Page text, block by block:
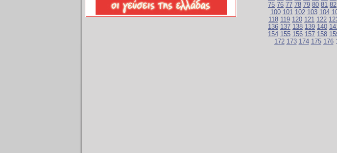
75 76 77 78 79 80 81 82
100 101 102 103 104
118 119 120 121 122
136 137 138 139 140
154 155 156 157 158
172 173 174 175 176